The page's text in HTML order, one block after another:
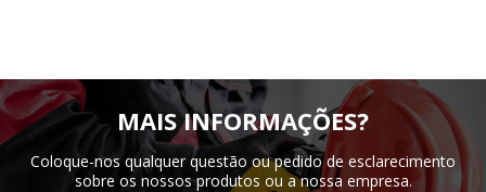
MAIS INFORMAÇÕES?
Coloque-nos qualquer questão ou pedido de esclarecimento
sobre os nossos produtos ou a nossa empresa.